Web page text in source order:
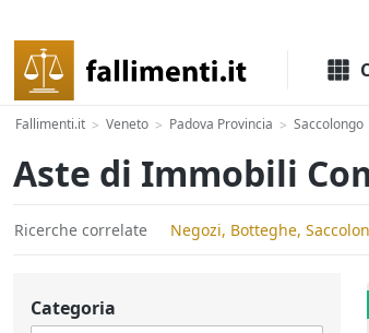
Fallimenti.it > Veneto > Padova Provincia > Saccolongo
Aste di Immobili
Ricerche correlate Negozi, Botteghe,
Categoria